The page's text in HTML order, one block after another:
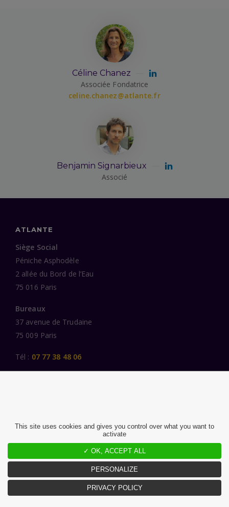
Céline Chanez
Associée Fondatrice
celine.chanez@atlante.fr
Benjamin Signarbieux
Associé
ATLANTE
Siège Social
Péniche Asphodèle
2 allée du Bord de l’Eau
75 016 Paris
Bureaux
37 avenue de Trudaine
75 009 Paris
Tél : 07 77 38 48 06
DES FEMMES ET DES HOMMES ENGAGÉS
MENTIONS LÉGALES ET CGU
This site uses cookies and gives you control over what you want to
activate
✓ OK, ACCEPT ALL
PERSONALIZE
PRIVACY POLICY